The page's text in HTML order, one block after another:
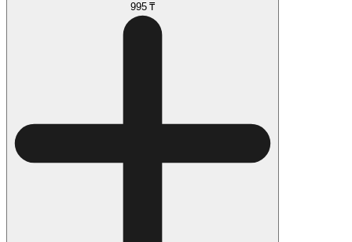
995 ₸